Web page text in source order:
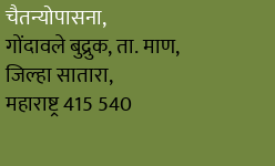
चैतन्योपासना,
गोंदावले बुद्रुक, ता. माण,
जिल्हा सातारा,
महाराष्ट्र 415 540